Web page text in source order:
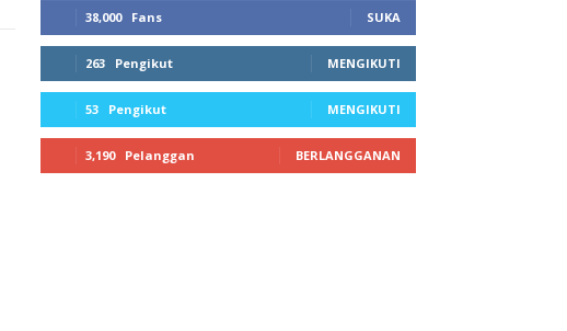
38,000 Fans SUKA
263 Pengikut MENGIKUTI
53 Pengikut MENGIKUTI
3,190 Pelanggan BERLANGGANAN